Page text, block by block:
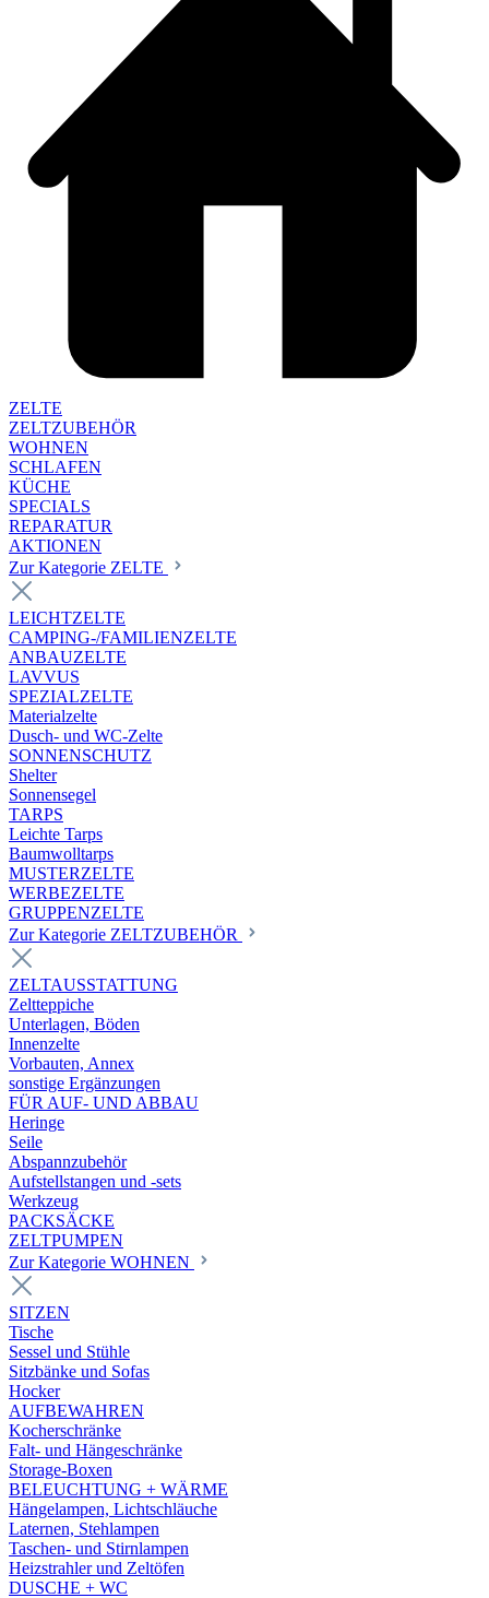
ZELTE
ZELTZUBEHÖR
WOHNEN
SCHLAFEN
KÜCHE
SPECIALS
REPARATUR
AKTIONEN
Zur Kategorie ZELTE
LEICHTZELTE
CAMPING-/FAMILIENZELTE
ANBAUZELTE
LAVVUS
SPEZIALZELTE
Materialzelte
Dusch- und WC-Zelte
SONNENSCHUTZ
Shelter
Sonnensegel
TARPS
Leichte Tarps
Baumwolltarps
MUSTERZELTE
WERBEZELTE
GRUPPENZELTE
Zur Kategorie ZELTZUBEHÖR
ZELTAUSSTATTUNG
Zeltteppiche
Unterlagen, Böden
Innenzelte
Vorbauten, Annex
sonstige Ergänzungen
FÜR AUF- UND ABBAU
Heringe
Seile
Abspannzubehör
Aufstellstangen und -sets
Werkzeug
PACKSÄCKE
ZELTPUMPEN
Zur Kategorie WOHNEN
SITZEN
Tische
Sessel und Stühle
Sitzbänke und Sofas
Hocker
AUFBEWAHREN
Kocherschränke
Falt- und Hängeschränke
Storage-Boxen
BELEUCHTUNG + WÄRME
Hängelampen, Lichtschläuche
Laternen, Stehlampen
Taschen- und Stirnlampen
Heizstrahler und Zeltöfen
DUSCHE + WC